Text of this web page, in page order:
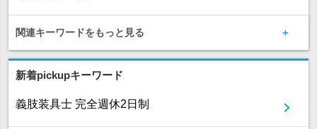
関連キーワードをもっと見る
新着pickupキーワード
義肢装具士 完全週休2日制